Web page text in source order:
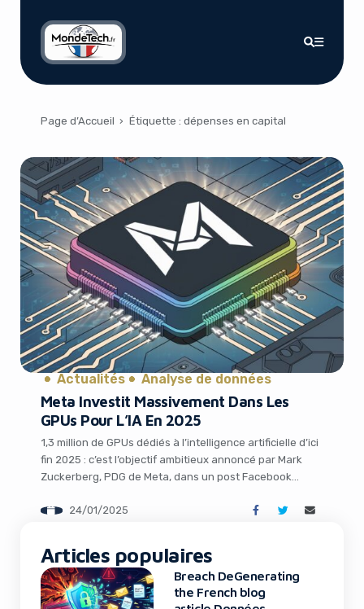
Page d’Accueil › Étiquette : dépenses en capital
Actualités Analyse de données
Meta Investit Massivement Dans Les
GPUs Pour L’IA En 2025
1,3 million de GPUs dédiés à l’intelligence artificielle d’ici
fin 2025 : c’est l’objectif ambitieux annoncé par Mark
Zuckerberg, PDG de Meta, dans un post Facebook
géants de la tech promet de faire exploser les budgets
24/01/2025
Articles populaires
Breach DeGenerating
the French blog
using an ad-blocker!